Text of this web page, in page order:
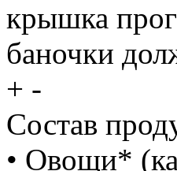
крышка
баночки
+ -
Состав
• Овощи*